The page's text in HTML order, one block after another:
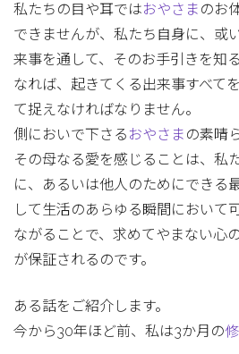
私たちの目や耳ではおやさま のお
できませんが、私たち自身に、或
来事を通して、そのお手引きを知
なれば、起きてくる出来事すべてを
て捉えなければなりません。
側においで下さる おやさま の素晴
その母なる愛を感じることは、私
に、あるいは他人のためにできる
して生活のあらゆる瞬間において
ながることで、求めてやまない心
が保証されるのです。
ある話をご紹介します。
今から30年ほど前、私は3か月の